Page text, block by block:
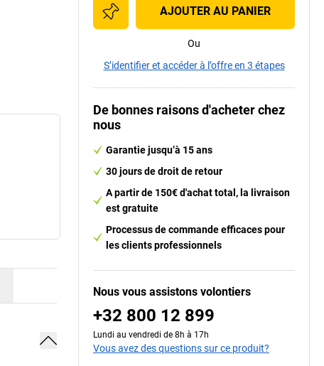
AJOUTER AU PANIER
Ou
S’identifier et accéder à l’offre en 3 étapes
De bonnes raisons d'acheter chez
nous
Garantie jusqu’à 15 ans
30 jours de droit de retour
A partir de 150€ d'achat total, la livraison
est gratuite
Processus de commande efficaces pour
les clients professionnels
Nous vous assistons volontiers
+32 800 12 899
Lundi au vendredi de 8h à 17h
Vous avez des questions sur ce produit?